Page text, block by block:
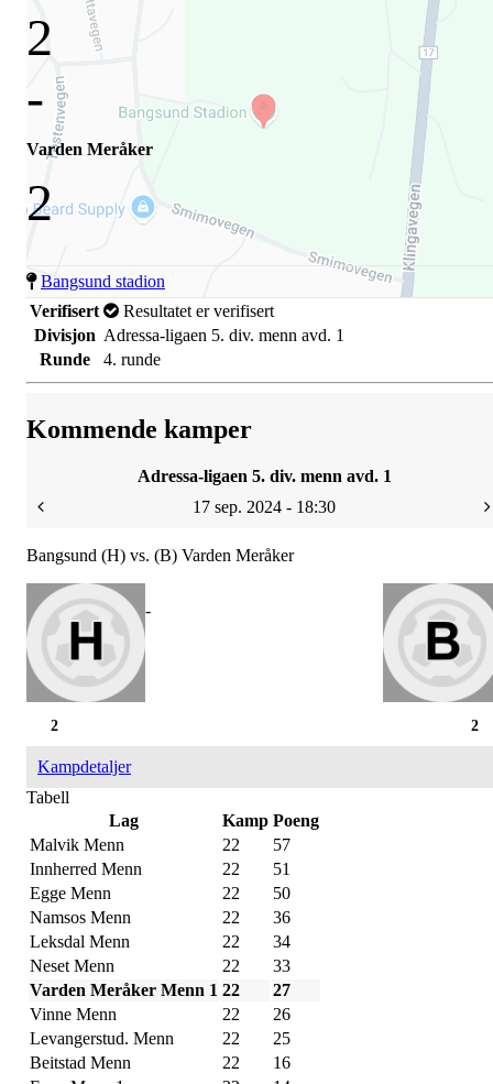
2
-
Varden Meråker
2
Bangsund stadion
Verifisert
Resultatet er verifisert
Divisjon Adressa-ligaen 5. div. menn avd. 1
Runde
4. runde
Kommende kamper
Adressa-ligaen 5. div. menn avd. 1
17 sep. 2024 - 18:30
Bangsund (H) vs. (B) Varden Meråker
-
2
2
Kampdetaljer
Tabell
Lag
Kamp Poeng
Malvik Menn
22
57
Innherred Menn
22
51
Egge Menn
22
50
Namsos Menn
22
36
Leksdal Menn
22
34
Neset Menn
22
33
Varden Meråker Menn 1 22
27
Vinne Menn
22
26
Levangerstud. Menn
22
25
Beitstad Menn
22
16